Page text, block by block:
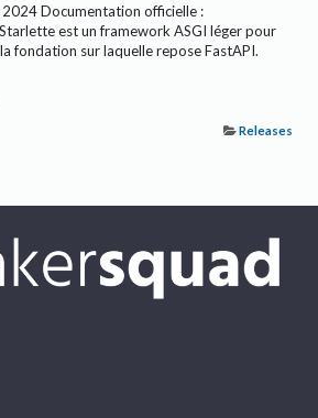
Documentation officielle :
est un framework ASGI léger pour
fondation sur laquelle repose FastAPI.
Releases